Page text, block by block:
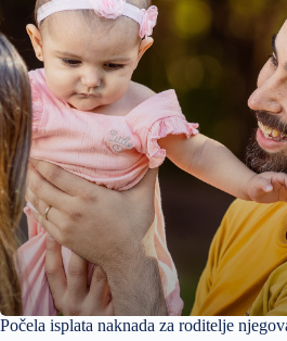
Počela isplata naknada za roditelje